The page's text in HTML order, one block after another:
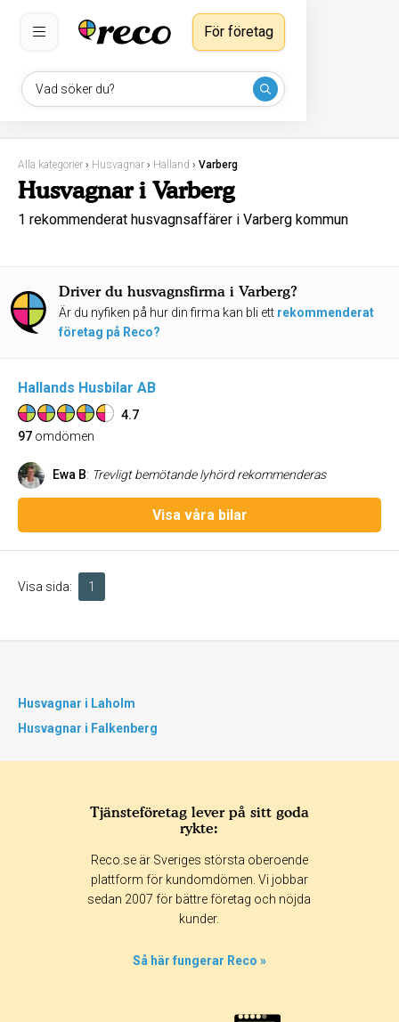
Vad söker du?
För företag
Alla kategorier › Husvagnar › Halland › Varberg
Husvagnar i Varberg
1 rekommenderat husvagnsaffärer i Varberg kommun
Driver du husvagnsfirma i Varberg?
Är du nyfiken på hur din firma kan bli ett rekommenderat
företag på Reco?
Hallands Husbilar AB
4.7
97 omdömen
Ewa B: Trevligt bemötande lyhörd rekommenderas
Visa våra bilar
Visa sida: 1
Husvagnar i Laholm
Husvagnar i Falkenberg
Tjänsteföretag lever på sitt goda
rykte:
Reco.se är Sveriges största oberoende
plattform för kundomdömen. Vi jobbar
sedan 2007 för bättre företag och nöjda
kunder.
Så här fungerar Reco »